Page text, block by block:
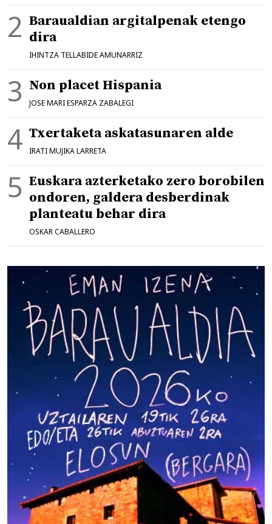
Baraualdian argitalpenak etengo
dira
IHINTZA TELLABIDE AMUNARRIZ
Non placet Hispania
JOSE MARI ESPARZA ZABALEGI
Txertaketa askatasunaren alde
IRATI MUJIKA LARRETA
Euskara azterketako zero borobilen
ondoren, galdera desberdinak
planteatu behar dira
OSKAR CABALLERO